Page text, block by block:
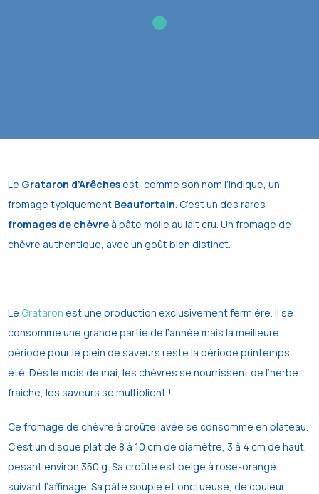
Le Grataron d’Arêchesest, comme son nom l’indique, un
fromage typiquement Beaufortain. C’est un des rares
fromages de chèvre à pâte molle au lait cru. Un fromage de
chèvre authentique, avec un goût bien distinct.
Le Grataron est une production exclusivement fermière. Il se
consomme une grande partie de l’année mais la meilleure
période pour le plein de saveurs reste la période printemps
été. Dès le mois de mai, les chèvres se nourrissent de l’herbe
fraiche, les saveurs se multiplient !
Ce fromage de chèvre à croûte lavée se consomme en plateau.
C’est un disque plat de 8 à 10 cm de diamètre, 3 à 4 cm de haut,
pesant environ 350 g. Sa croûte est beige à rose-orangé
suivant l’affinage. Sa pâte souple et onctueuse, de couleur